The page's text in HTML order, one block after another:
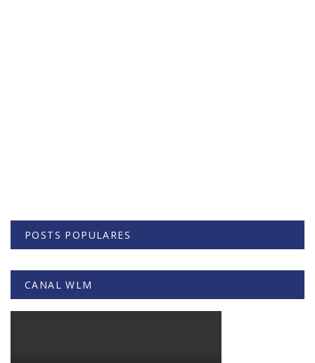
POSTS POPULARES
CANAL WLM